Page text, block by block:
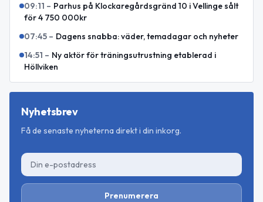
09:11 – Parhus på Klockaregårdsgränd 10 i Vellinge sålt
för 4 750 000kr
07:45 – Dagens snabba: väder, temadagar och nyheter
14:51 – Ny aktör för träningsutrustning etablerad i
Höllviken
Nyhetsbrev
Få de senaste nyheterna direkt i din inkorg.
Prenumerera